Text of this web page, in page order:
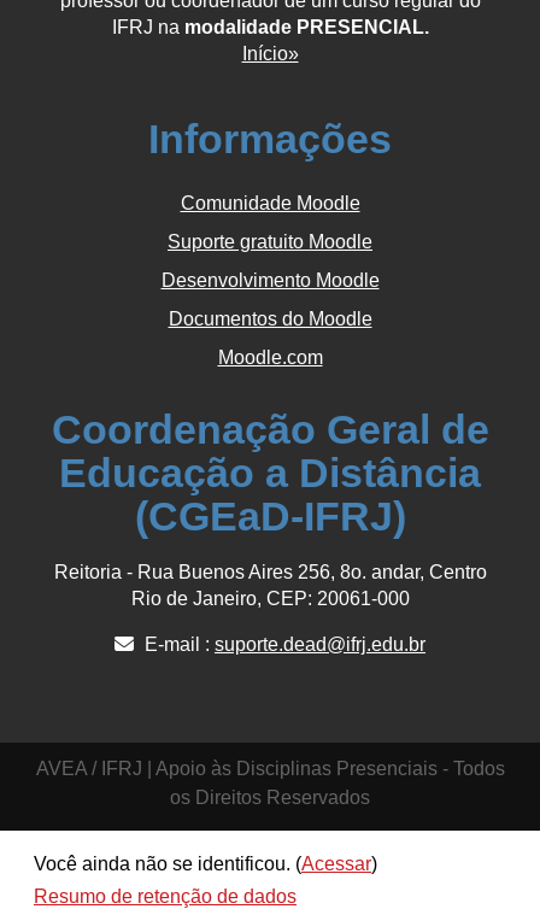
IFRJ na modalidade PRESENCIAL.
Início»
Informações
Comunidade Moodle
Suporte gratuito Moodle
Desenvolvimento Moodle
Documentos do Moodle
Moodle.com
Coordenação Geral de
Educação a Distância
(CGEaD-IFRJ)
Reitoria - Rua Buenos Aires 256, 8o. andar, Centro
Rio de Janeiro, CEP: 20061-000
E-mail : suporte.dead@ifrj.edu.br
AVEA / IFRJ | Apoio às Disciplinas Presenciais - Todos
os Direitos Reservados
Você ainda não se identificou. (Acessar)
Resumo de retenção de dados